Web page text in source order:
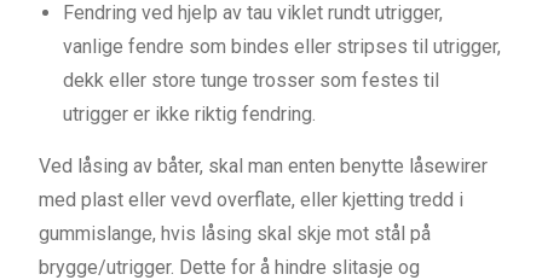
Fendring ved hjelp av tau viklet rundt utrigger,
vanlige fendre som bindes eller stripses til utrigger,
dekk eller store tunge trosser som festes til
utrigger er ikke riktig fendring.
Ved låsing av båter, skal man enten benytte låsewirer
med plast eller vevd overflate, eller kjetting tredd i
gummislange, hvis låsing skal skje mot stål på
brygge/utrigger. Dette for å hindre slitasje og